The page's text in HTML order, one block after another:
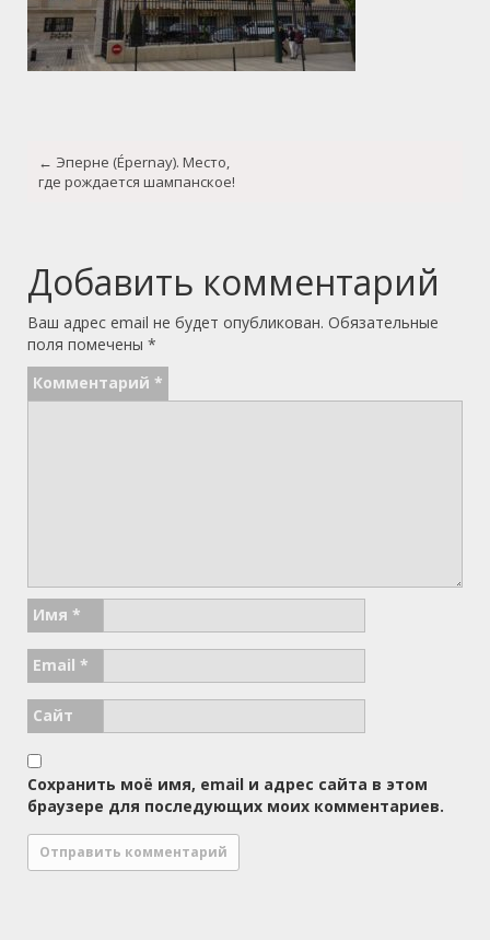
navigation
← Эперне (Épernay). Место,
где рождается шампанское!
Добавить комментарий
Ваш адрес email не будет опубликован. Обязательные
поля помечены *
Комментарий *
Имя *
Email *
Сайт
Сохранить моё имя, email и адрес сайта в этом
браузере для последующих моих комментариев.